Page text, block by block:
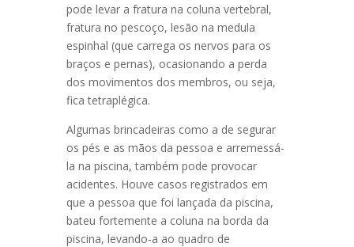
pode levar a fratura na coluna vertebral,
fratura no pescoço, lesão na medula
espinhal (que carrega os nervos para os
braços e pernas), ocasionando a perda
dos movimentos dos membros, ou seja,
fica tetraplégica.
Algumas brincadeiras como a de segurar
os pés e as mãos da pessoa e arremessá-
la na piscina, também pode provocar
acidentes. Houve casos registrados em
que a pessoa que foi lançada da piscina,
bateu fortemente a coluna na borda da
piscina, levando-a ao quadro de